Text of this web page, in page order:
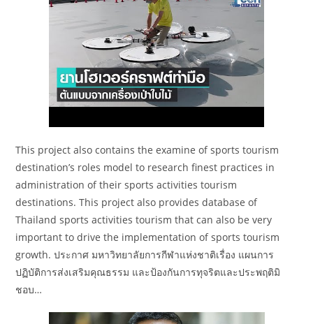
This project also contains the examine of sports tourism
destination’s roles model to research finest practices in
administration of their sports activities tourism
destinations. This project also provides database of
Thailand sports activities tourism that can also be very
important to drive the implementation of sports tourism
growth. ประกาศ มหาวิทยาลัยการกีฬาแห่งชาติเรื่อง แผนการ
ปฏิบัติการส่งเสริมคุณธรรม และป้องกันการทุจริตและประพฤติมิ
ชอบ…